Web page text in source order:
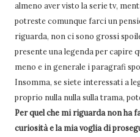
almeno aver visto la serie tv,
potreste comunque farci un
riguarda, non ci sono grossi
presente una legenda per capire
meno e in generale i paragrafi
Insomma, se siete interessati a
proprio nulla nulla sulla trama,
Per quel che mi riguarda non ha
curiosità e la mia voglia di